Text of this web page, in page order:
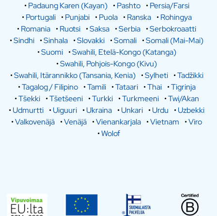
•Padaung Karen (Kayan) •Pashto •Persia/Farsi
•Portugali •Punjabi •Puola •Ranska •Rohingya
•Romania •Ruotsi •Saksa •Serbia •Serbokroaatti
•Sindhi •Sinhala •Slovakki •Somali •Somali (Mai-Mai)
•Suomi •Swahili, Etelä-Kongo (Katanga)
•Swahili, Pohjois-Kongo (Kivu)
•Swahili, Itärannikko (Tansania, Kenia) •Sylheti •Tadžikki
•Tagalog / Filipino •Tamili •Tataari •Thai •Tigrinja
•Tšekki •Tšetšeeni •Turkki •Turkmeeni •Twi/Akan
•Udmurtti •Uiguuri •Ukraina •Unkari •Urdu •Uzbekki
•Valkovenäjä •Venäjä •Vienankarjala •Vietnam •Viro
•Wolof